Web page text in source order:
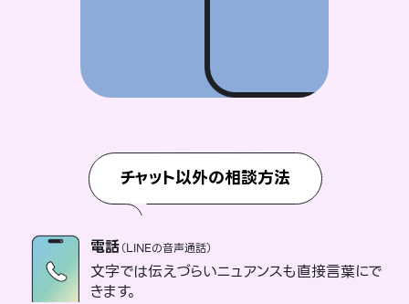
チャット以外の相談方法
電話（LINEの音声通話）
文字では伝えづらいニュアンスも直接言葉にで
きます。